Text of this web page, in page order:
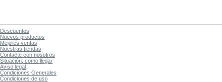
Descuentos
Nuevos productos
Mejores ventas
Nuestras tiendas
Contacte con nosotros
Situación, como llegar
Aviso legal
Condiciones Generales
Condiciones de uso